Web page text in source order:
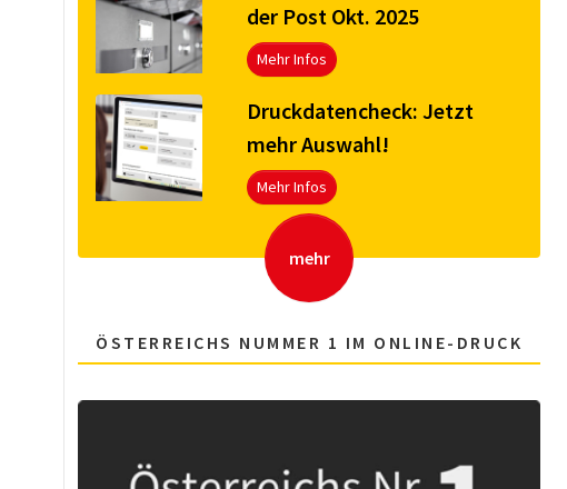
der Post Okt. 2025
Mehr Infos
Druck­da­ten­check: Jetzt
mehr Aus­wahl!
Mehr Infos
mehr
ÖSTERREICHS NUMMER 1 IM ONLINE-DRUCK